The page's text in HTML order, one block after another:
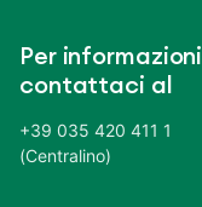
Per informazioni
contattaci al
+39 035 420 411 1
(Centralino)